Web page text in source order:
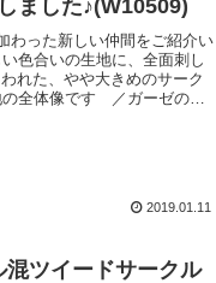
ました♪(W10509)
わった新しい仲間をご紹介い
色合いの生地に、全面刺し
れた、やや大きめのサーク
全体像です ／ガーゼの生
2019.01.11
ツイードサークル